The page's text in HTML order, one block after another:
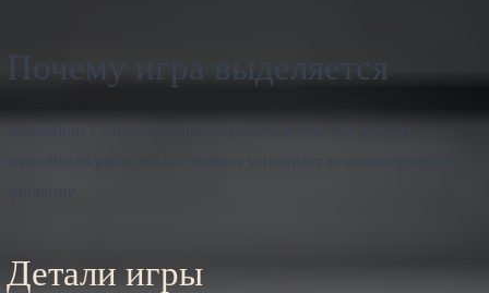
Почему игра выделяется
Anomalous Coffee Machine выделяется тем, что держит
Детали игры